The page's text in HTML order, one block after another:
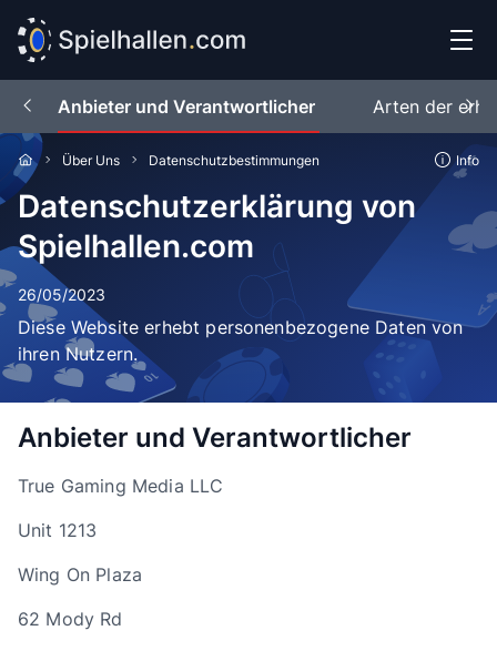
Anbieter und Verantwortlicher Arten der
Über Uns Datenschutzbestimmungen Info
Datenschutzerklärung von
Spielhallen.com
26/05/2023
Diese Website erhebt personenbezogene Daten von
ihren Nutzern.
Anbieter und Verantwortlicher
True Gaming Media LLC
Unit 1213
Wing On Plaza
62 Mody Rd